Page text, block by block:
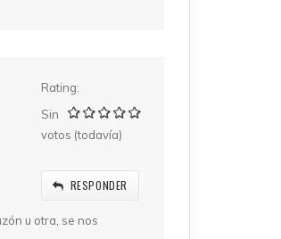
Rating:
Sin
votos (todavía)
RESPONDER
u otra, se nos